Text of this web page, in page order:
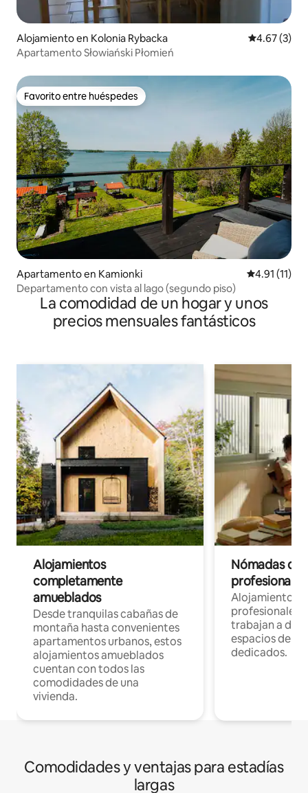
Alojamiento en Kolonia Rybacka Calificación
4.67 (3)
Apartamento Słowiański Płomień
Favorito entre huéspedes
Favorito entre huéspedes
Apartamento en Kamionki Calificación
4.91 (11)
Departamento con vista al lago (segundo piso)
La comodidad de un hogar y unos
precios mensuales fantásticos
Alojamientos
completamente
amueblados
Desde tranquilas cabañas de
montaña hasta convenientes
apartamentos urbanos, estos
alojamientos amueblados
cuentan con todos las
comodidades de una
vivienda.
Nómadas
Alojamientos
profesionales
trabajan a
espacios de
dedicados.
Comodidades y ventajas para estadías
largas